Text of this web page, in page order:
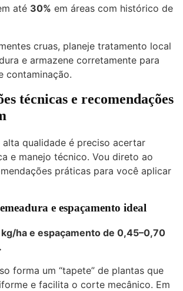
até 30% em áreas com histórico de
cruas, planeje tratamento local
e armazene corretamente para
contaminação.
técnicas e recomendações
alta qualidade é preciso acertar
e manejo técnico. Vou direto ao
práticas para você aplicar
e espaçamento ideal
ha e espaçamento de 0,45–0,70
forma um “tapete” de plantas que
e facilita o corte mecânico. Em